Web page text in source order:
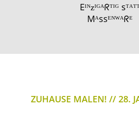
Eᴵᴺᴢᴵᴳᴬᖇᵀᴵᴳ
Mᴬssᴱᴺᵂᴬᖇᴱ
ZUHAUSE MALEN! 28.